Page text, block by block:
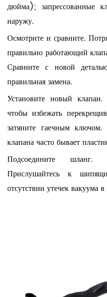
дюйма); запрессованные
наружу.
Осмотрите и сравните.
правильно работающий
Сравните с новой
правильная замена.
Установите новый клапан.
чтобы избежать
затяните гаечным
клапана часто бывает
Подсоедините шланг.
Прислушайтесь к
отсутствии утечек вакуума